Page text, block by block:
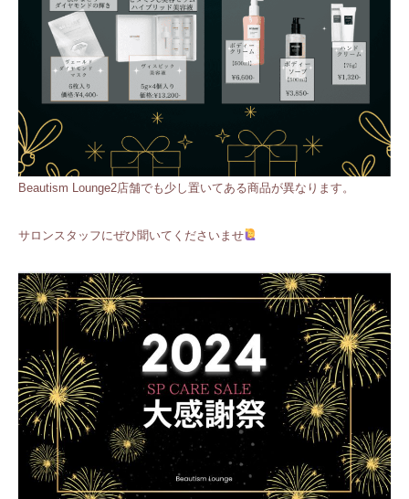
Beautism Lounge2店舗でも少し置いてある商品が異なります。
サロンスタッフにぜひ聞いてくださいませ